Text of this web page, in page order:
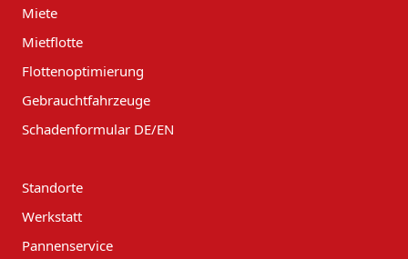
Miete
Mietflotte
Flottenoptimierung
Gebrauchtfahrzeuge
Schadenformular DE/EN
Standorte
Werkstatt
Pannenservice